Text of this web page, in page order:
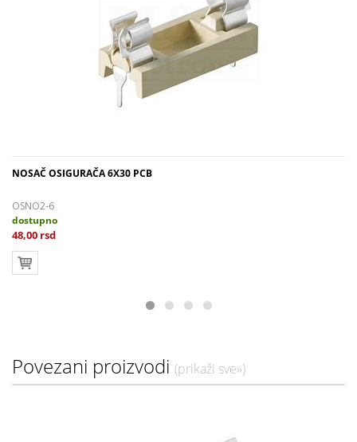
NOSAČ OSIGURAČA 6X30 PCB
OSNO2-6
dostupno
48,00 rsd
Povezani proizvodi (prikaži sve»)